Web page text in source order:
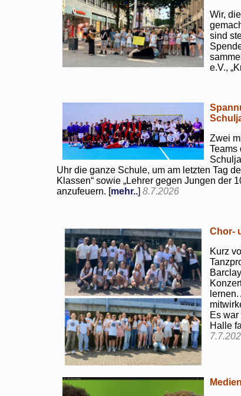
Wir,
sind
e.V.,
Zwei
Teams
Uhr die ganze Schule, um am letzten Tag
Klassen“ sowie „Lehrer gegen Jungen der
anzufeuern. [mehr..]8.7.2026
Chor-
Kurz
Es
Halle